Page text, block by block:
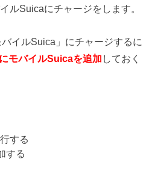
ルSuicaにチャージをします。
イルSuica」にチャージするに
モバイルSuicaを追加 しておく
する
する